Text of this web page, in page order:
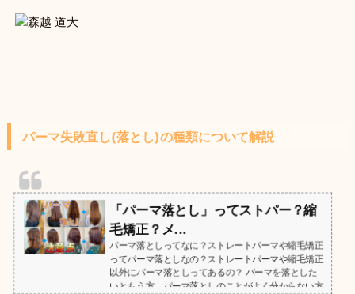
パーマ失敗直し(落とし)の種類について解説
「パーマ落とし」ってストパー？縮
毛矯正？メ...
パーマ落としってなに？ストレートパーマや縮毛矯正
ってパーマ落としなの？ストレートパーマや縮毛矯正
以外にパーマ落としってあるの？ パーマを落とした
いともう方、パーマ落としのことがよく分からない方